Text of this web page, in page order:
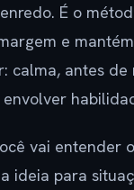
É o
e
calma, antes
vai entender
ideia para